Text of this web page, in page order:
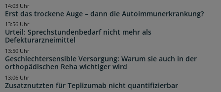
Erst das trockene Auge – dann die Autoimmunerkrankung?
14:03 Uhr
Urteil: Sprechstundenbedarf nicht mehr als
Defekturarzneimittel
13:56 Uhr
Geschlechtersensible Versorgung: Warum sie auch in der
orthopädischen Reha wichtiger wird
13:50 Uhr
Zusatznutzten für Teplizumab nicht quantifizierbar
13:06 Uhr